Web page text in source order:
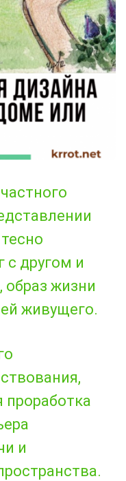
с другом и
жизни
живущего.
проработка
и